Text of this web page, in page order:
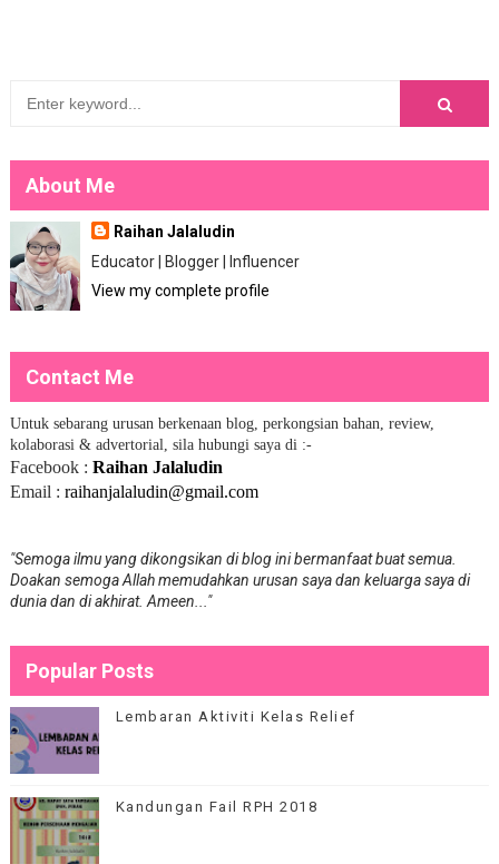
About Me
Raihan Jalaludin
Educator | Blogger | Influencer
View my complete profile
Contact Me
Untuk sebarang urusan berkenaan blog, perkongsian bahan, review,
kolaborasi & advertorial, sila hubungi saya di :-
Facebook : Raihan Jalaludin
Email : raihanjalaludin@gmail.com
"Semoga ilmu yang dikongsikan di blog ini bermanfaat buat semua.
Doakan semoga Allah memudahkan urusan saya dan keluarga saya di
dunia dan di akhirat. Ameen..."
Popular Posts
Lembaran Aktiviti Kelas Relief
Kandungan Fail RPH 2018